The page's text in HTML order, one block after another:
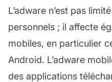
L’adware n’est pas
personnels ; il affecte
mobiles, en particulier
Android. L’adware
des applications